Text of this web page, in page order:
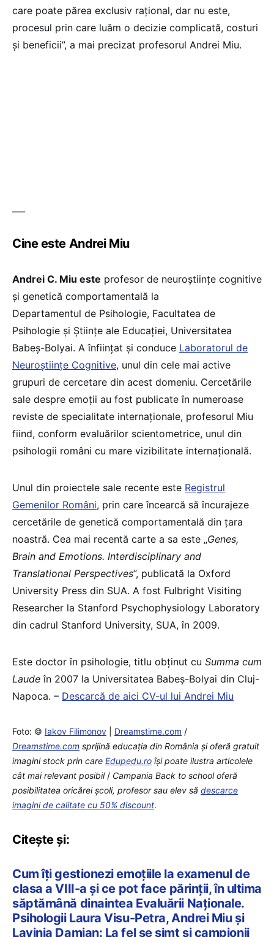
care poate părea exclusiv rațional, dar nu este,
procesul prin care luăm o decizie complicată, costuri
și beneficii”, a mai precizat profesorul Andrei Miu.
Cine este Andrei Miu
Andrei C. Miu este profesor de neuroștiințe cognitive
și genetică comportamentală la
Departamentul de Psihologie, Facultatea de
Psihologie și Științe ale Educației, Universitatea
Babeș-Bolyai. A înființat și conduce Laboratorul de
Neuroștiințe Cognitive, unul din cele mai active
grupuri de cercetare din acest domeniu. Cercetările
sale despre emoții au fost publicate în numeroase
reviste de specialitate internaționale, profesorul Miu
fiind, conform evaluărilor scientometrice, unul din
psihologii români cu mare vizibilitate internațională.
Unul din proiectele sale recente este Registrul
Gemenilor Români, prin care încearcă să încurajeze
cercetările de genetică comportamentală din țara
noastră. Cea mai recentă carte a sa este „Genes,
Brain and Emotions. Interdisciplinary and
Translational Perspectives”, publicată la Oxford
University Press din SUA. A fost Fulbright Visiting
Researcher la Stanford Psychophysiology Laboratory
din cadrul Stanford University, SUA, în 2009.
Este doctor în psihologie, titlu obținut cu Summa cum
Laude în 2007 la Universitatea Babeş-Bolyai din Cluj-
Napoca. – Descarcă de aici CV-ul lui Andrei Miu
Foto: © Iakov Filimonov Dreamstime.com /
Dreamstime.com sprijină educaţia din România şi oferă gratuit
imagini stock prin care Edupedu.ro îşi poate ilustra articolele
cât mai relevant posibil/ Campania Back to school oferă
posibilitatea oricărei școli, profesor sau elev să descarce
imagini de calitate cu 50% discount.
Citește și:
Cum îți gestionezi emoțiile la examenul de
clasa a VIII-a și ce pot face părinții, în ultima
săptămână dinaintea Evaluării Naționale.
Psihologii Laura Visu-Petra, Andrei Miu și
Lavinia Damian: La fel se simt și campionii